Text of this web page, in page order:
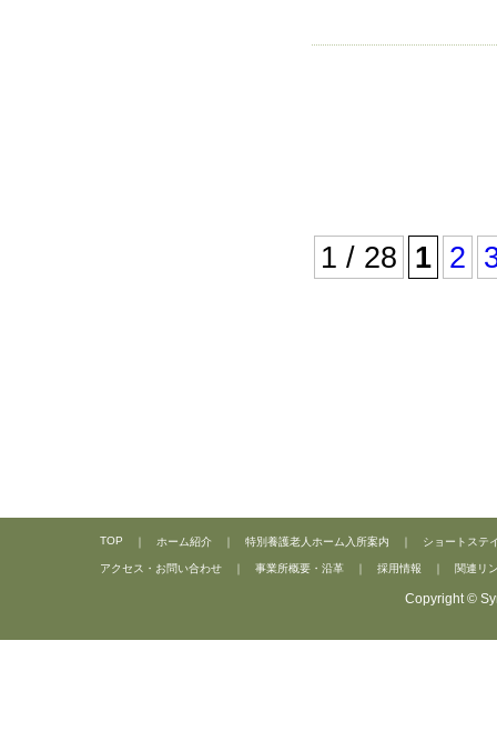
1 / 28 1 2
TOP ｜ ホーム紹介 ｜ 特別養護老人ホーム入所案内 ｜ ショートステ
アクセス・お問い合わせ ｜ 事業所概要・沿革 ｜ 採用情報 ｜ 関連リ
Copyright ©